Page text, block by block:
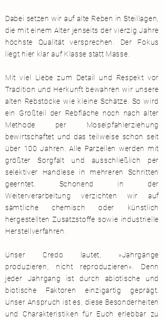
Dabei setzen wir auf alte Reben in Steillagen,
die mit einem Alter jenseits der vierzig Jahre
höchste Qualität versprechen. Der Fokus
liegt hier klar auf Klasse statt Masse.
Mit viel Liebe zum Detail und Respekt vor
Tradition und Herkunft bewahren wir unsere
alten Rebstöcke wie kleine Schätze. So wird
ein Großteil der Rebfläche noch nach alter
Methode per Moselpfahlerziehung
bewirtschaftet und das teilweise schon seit
über 100 Jahren.Alle Parzellen werden mit
größter Sorgfalt und ausschließlich per
selektiver Handlese in mehreren Schritten
geerntet. Schonend in der
Weiterverarbeitung verzichten wir auf
sämtliche chemisch oder künstlich
hergestellten Zusatzstoffe sowie industrielle
Herstellverfahren.
Unser Credo lautet, »Jahrgänge
produzieren, nicht reproduzieren«. Denn
jeder Jahrgang ist durch abiotische und
biotische Faktoren einzigartig geprägt.
Unser Anspruch ist es, diese Besonderheiten
und Charakteristiken für Euch erlebbar zu